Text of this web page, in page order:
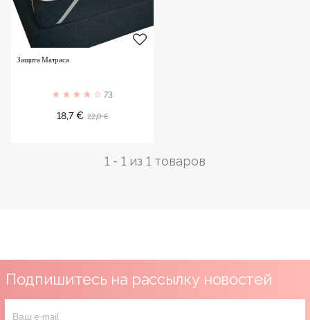
Защита Матраса
73
Цена
18,7 € Обычная
22,0 €
1 - 1 из 1 товаров
Подпишитесь на рассылку новостей